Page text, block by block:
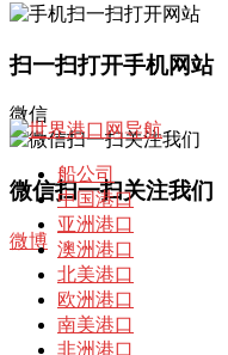
扫一扫打开手机网站
微信
微信扫一扫关注我们
微博
船公司
中国港口
亚洲港口
澳洲港口
北美港口
欧洲港口
南美港口
非洲港口